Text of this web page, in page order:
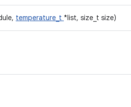
temperature_t *list, size_t size)